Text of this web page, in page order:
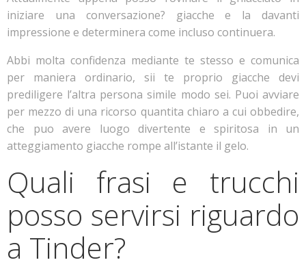
iniziare una conversazione? giacche e la davanti
impressione e determinera come incluso continuera.
Abbi molta confidenza mediante te stesso e comunica
per maniera ordinario, sii te proprio giacche devi
prediligere l’altra persona simile modo sei. Puoi avviare
per mezzo di una ricorso quantita chiaro a cui obbedire,
che puo avere luogo divertente e spiritosa in un
atteggiamento giacche rompe all’istante il gelo.
Quali frasi e trucchi
posso servirsi riguardo
a Tinder?